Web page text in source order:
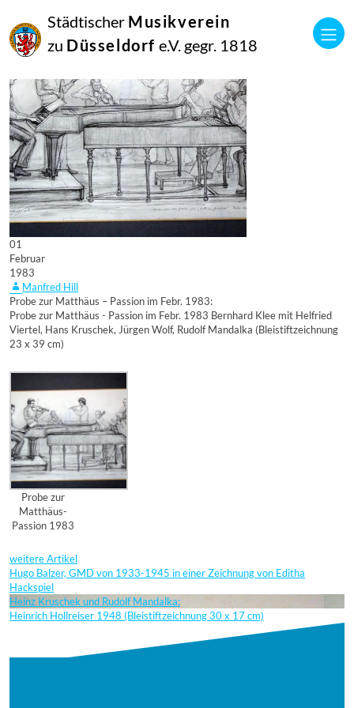
Städtischer Musikverein
zu Düsseldorf e.V. gegr. 1818
01
Februar
1983
Manfred Hill
Probe zur Matthäus – Passion im Febr. 1983:
Probe zur Matthäus - Passion im Febr. 1983 Bernhard Klee mit Helfried
Viertel, Hans Kruschek, Jürgen Wolf, Rudolf Mandalka (Bleistiftzeichnung
23 x 39 cm)
Probe zur
Matthäus-
Passion 1983
weitere Artikel
Hugo Balzer, GMD von 1933-1945 in einer Zeichnung von Editha
Hackspiel
Heinz Kruschek und Rudolf Mandalka:
Heinrich Hollreiser 1948 (Bleistiftzeichnung 30 x 17 cm)